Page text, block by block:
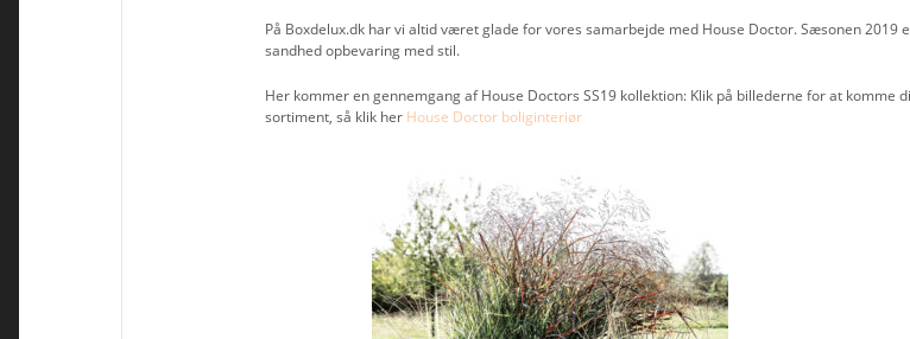
På Boxdelux.dk har vi altid været glade for vores samarbejde med House Doctor. Sæsonen
sandhed opbevaring med stil.
Her kommer en gennemgang af House Doctors SS19 kollektion: Klik på billederne for at komme
sortiment, så klik her House Doctor boliginteriør